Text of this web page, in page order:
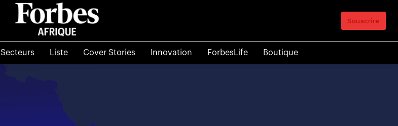
Souscrire
Secteurs Liste Cover Stories Innovation ForbesLife Boutique